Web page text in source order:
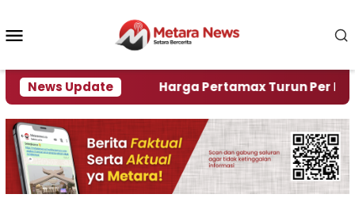
konten
News Update
Krisi Air Harga Pertamax Turun Per Hari Ini,